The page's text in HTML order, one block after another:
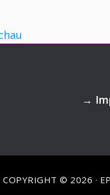
→
COPYRIGHT © 2026 ·